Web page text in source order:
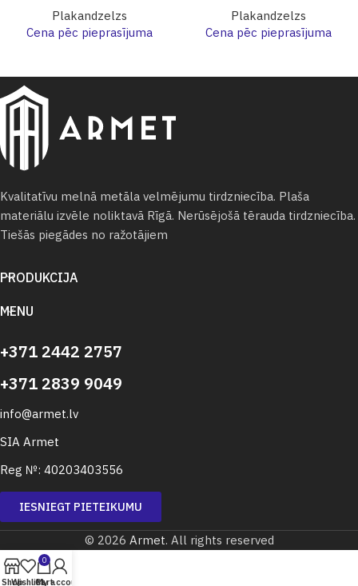
Plakandzelzs
Cena pēc pieprasījuma
Plakandzelzs
Cena pēc pieprasījuma
Kvalitatīvu melnā metāla velmējumu tirdzniecība. Plaša
materiālu izvēle noliktavā Rīgā. Nerūsējošā tērauda tirdzniecība.
Tiešās piegādes no ražotājiem
PRODUKCIJA
MENU
+371 2442 2757
+371 2839 9049
info@armet.lv
SIA Armet
Reg №: 40203403556
IESNIEGT PIETEIKUMU
© 2026 Armet. All rights reserved
ShopWishlist
0
Cart
My account